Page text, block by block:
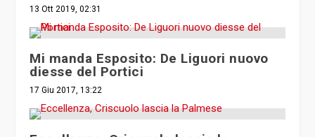
13 Ott 2019, 02:31
Mi manda Esposito: De Liguori nuovo
diesse del Portici
17 Giu 2017, 13:22